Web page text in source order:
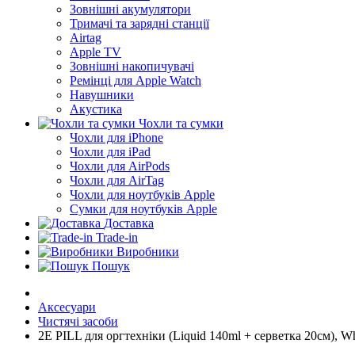
Зовнішні акумулятори
Тримачі та зарядні станції
Airtag
Apple TV
Зовнішні накопичувачі
Ремінці для Apple Watch
Навушники
Акустика
Чохли та сумки
Чохли для iPhone
Чохли для iPad
Чохли для AirPods
Чохли для AirTag
Чохли для ноутбуків Apple
Сумки для ноутбуків Apple
Доставка
Trade-in
Виробники
Пошук
Аксесуари
Чистячі засоби
2E PILL для оргтехніки (Liquid 140ml + серветка 20см),